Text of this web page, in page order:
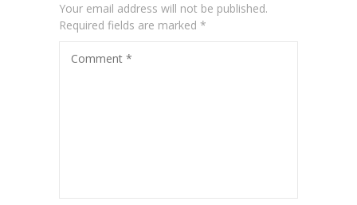
Your email address will not be published.
Required fields are marked *
Comment *